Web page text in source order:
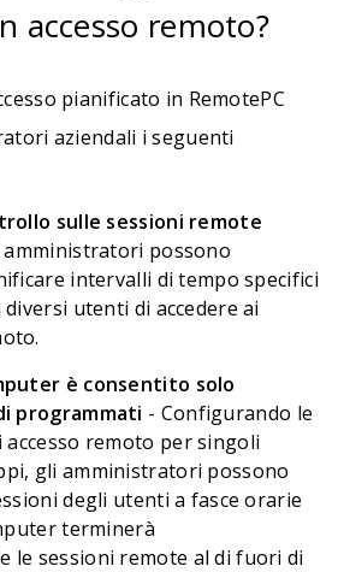
accesso remoto?
pianificato in RemotePC
aziendali i seguenti
sulle sessioni remote
amministratori possono
intervalli di tempo specifici
utenti di accedere ai
è consentito solo
programmati - Configurando le
remoto per singoli
gli amministratori possono
degli utenti a fasce orarie
terminerà
le sessioni remote al di fuori di